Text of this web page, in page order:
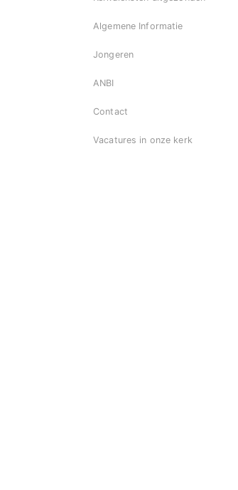
Algemene Informatie
Jongeren
ANBI
Contact
Vacatures in onze kerk